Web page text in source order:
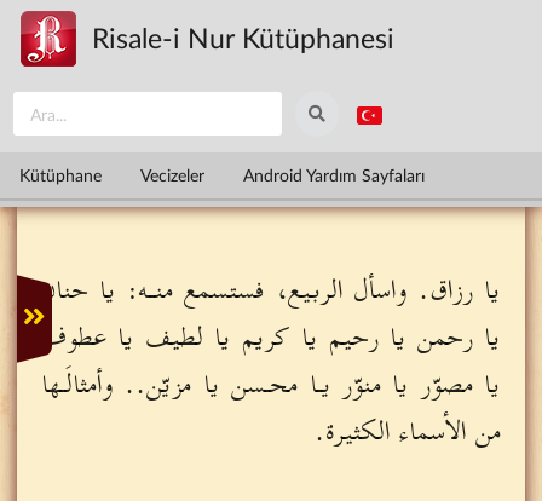
Ana içeriğe atla
Risale-i Nur Kütüphanesi
Kütüphane Vecizeler Android Yardım Sayfaları
يا رزاق. واسأل الربيع، فستسمع منـه: يا حنان
يا رحمن يا رحيم يا كريم يا لطيف يا عطوف
يا مصوّر يا منوّر يـا محـسن يا مزيّن.. وأمثالَـها
من الأسماء الكثيرة.